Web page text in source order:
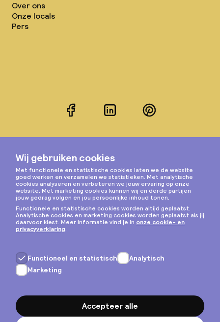
Over ons
Onze locals
Pers
FacebookLinkedInPinterest
Instagram
Privacy & cookies
Algemene voorwaarden